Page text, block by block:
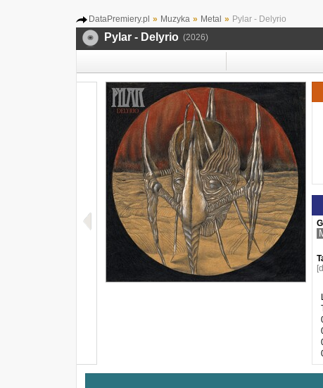
DataPremiery.pl » Muzyka » Metal » Pylar - Delyrio
Pylar - Delyrio (2026)